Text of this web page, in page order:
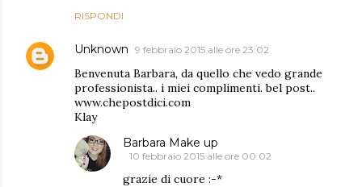
RISPONDI
Unknown 9 febbraio 2015 alle ore 23:02
Benvenuta Barbara, da quello che vedo grande
professionista.. i miei complimenti. bel post..
www.chepostdici.com
Klay
Barbara Make up
10 febbraio 2015 alle ore 00:02
grazie di cuore :-*